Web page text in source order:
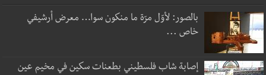
بالصور: لأوّل مرّة ما منكون سوا… معرض أرشيفي
خاص ...
إصابة شاب فلسطيني بطعنات سكين في مخيم عين